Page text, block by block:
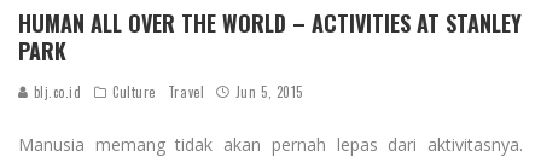
HUMAN ALL OVER THE WORLD – ACTIVITIES AT STANLEY
PARK
blj.co.id Culture Travel Jun 5, 2015
Manusia memang tidak akan pernah lepas dari aktivitasnya.